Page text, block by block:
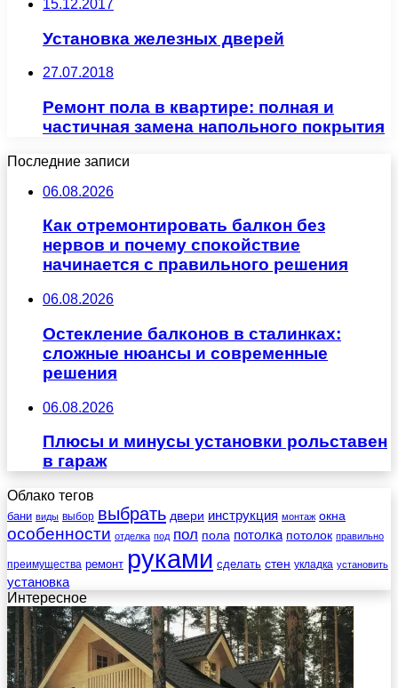
15.12.2017
Установка железных дверей
27.07.2018
Ремонт пола в квартире: полная и
частичная замена напольного покрытия
Последние записи
06.08.2026
Как отремонтировать балкон без
нервов и почему спокойствие
начинается с правильного решения
06.08.2026
Остекление балконов в сталинках:
сложные нюансы и современные
решения
06.08.2026
Плюсы и минусы установки рольставен
в гараж
Облако тегов
бани виды выбор выбрать двери инструкция монтаж окна
особенности отделка под пол пола потолка потолок правильно
преимущества ремонт руками сделать стен укладка установить
установка
Интересное